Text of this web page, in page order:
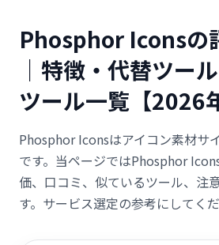
Phosphor Iconsの
｜特徴・代替ツー
ツール一覧【2026
Phosphor Iconsはアイコン素材サ
です。当ページではPhosphor
価、口コミ、似ているツール、注
す。サービス選定の参考にしてくだ